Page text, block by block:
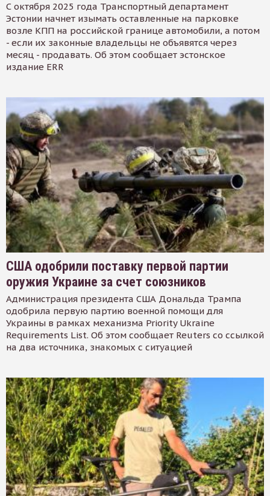
С октября 2025 года Транспортный департамент
Эстонии начнет изымать оставленные на парковке
возле КПП на российской границе автомобили, а потом
- если их законные владельцы не объявятся через
месяц - продавать. Об этом сообщает эстонское
издание ERR
США одобрили поставку первой партии
оружия Украине за счет союзников
Администрация президента США Дональда Трампа
одобрила первую партию военной помощи для
Украины в рамках механизма Priority Ukraine
Requirements List. Об этом сообщает Reuters со ссылкой
на два источника, знакомых с ситуацией